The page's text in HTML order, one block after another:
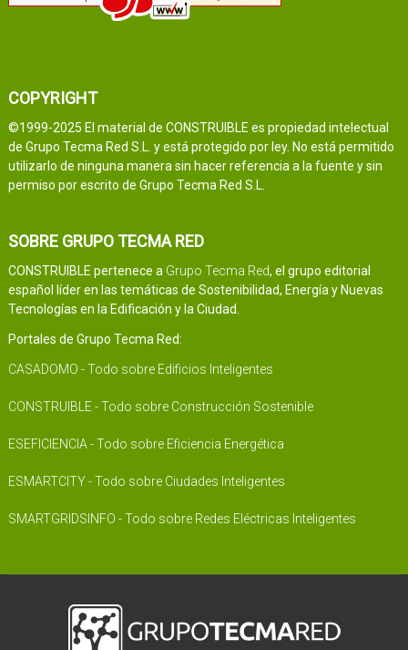
COPYRIGHT
©1999-2025 El material de CONSTRUIBLE es propiedad intelectual
de Grupo Tecma Red S.L. y está protegido por ley. No está permitido
utilizarlo de ninguna manera sin hacer referencia a la fuente y sin
permiso por escrito de Grupo Tecma Red S.L.
SOBRE GRUPO TECMA RED
CONSTRUIBLE pertenece a Grupo Tecma Red, el grupo editorial
español líder en las temáticas de Sostenibilidad, Energía y Nuevas
Tecnologías en la Edificación y la Ciudad.
Portales de Grupo Tecma Red:
CASADOMO - Todo sobre Edificios Inteligentes
CONSTRUIBLE - Todo sobre Construcción Sostenible
ESEFICIENCIA - Todo sobre Eficiencia Energética
ESMARTCITY - Todo sobre Ciudades Inteligentes
SMARTGRIDSINFO - Todo sobre Redes Eléctricas Inteligentes